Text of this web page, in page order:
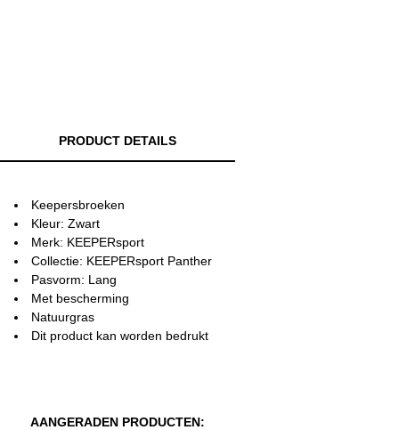
PRODUCT DETAILS
Keepersbroeken
Kleur: Zwart
Merk: KEEPERsport
Collectie: KEEPERsport Panther
Pasvorm: Lang
Met bescherming
Natuurgras
Dit product kan worden bedrukt
AANGERADEN PRODUCTEN: